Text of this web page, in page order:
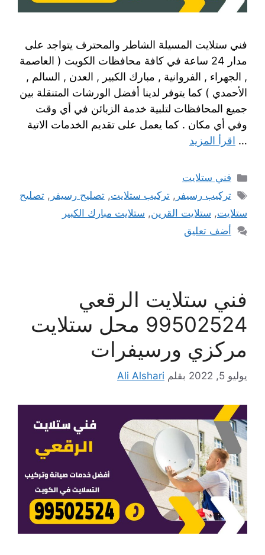
فني ستلايت المسيلة الشاطر والمحترف يتواجد على
مدار 24 ساعة في كافة محافظات الكويت ( العاصمة
, الجهراء , الفروانية , مبارك الكبير , العدن , السالم ,
الأحمدي ) كما يتوفر لدينا أفضل الورشات المتنقلة بين
جميع المحافظات لتلبية خدمة الزبائن في أي وقت
وفي أي مكان . كما يعمل على تقديم الخدمات الاتية
… اقرأ المزيد
فني ستلايت
تركيب رسيفر ,تركيب ستلايت,تصليح رسيفر ,تصليح
ستلايت, ستلايت القرين, ستلايت مبارك الكبير
أضف تعليق
فني ستلايت الرقعي
99502524 محل ستلايت
مركزي ورسيفرات
يوليو 5, 2022 بقلم Ali Alshari